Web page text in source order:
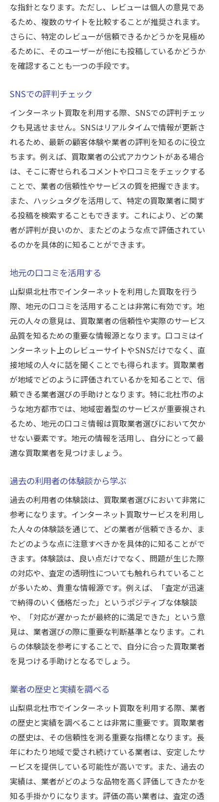
な指針となります。ただし、レビューは個人の意見であ
るため、複数のサイトを比較することが推奨されます。
さらに、特定のレビューが信頼できるかどうかを見極め
るために、そのユーザーが他にも投稿しているかどうか
を確認することも一つの手段です。
SNSでの評判チェック
インターネット買取を利用する際、SNSでの評判チェッ
クも見逃せません。SNSはリアルタイムで情報が更新さ
れるため、最新の顧客体験や業者の評判を知るのに役立
ちます。例えば、買取業者の公式アカウントがある場合
は、そこに寄せられるコメントや口コミをチェックする
ことで、業者の信頼性やサービスの質を把握できます。
また、ハッシュタグを活用して、特定の買取業者に関す
る投稿を検索することもできます。これにより、どの業
者が評判が良いのか、またどのような点で評価されてい
るのかを具体的に知ることができます。
地元の口コミを活用する
山梨県北杜市でインターネットを利用した買取を行う
際、地元の口コミを活用することは非常に有効です。地
元の人々の意見は、買取業者の信頼性や実際のサービス
品質を知るための重要な情報源となります。口コミはイ
ンターネット上のレビューサイトやSNSだけでなく、直
接地域の人々に話を聞くことでも得られます。買取業者
が地域でどのように評価されているかを知ることで、信
頼できる業者選びの手助けとなります。特に北杜市のよ
うな地方都市では、地域密着型のサービスが重要視され
るため、地元の口コミ情報は買取業者選びにおいて欠か
せない要素です。地元の情報を活用し、自分にとって最
適な買取業者を見つけましょう。
過去の利用者の体験談から学ぶ
過去の利用者の体験談は、買取業者選びにおいて非常に
参考になります。インターネット買取サービスを利用し
た人々の体験談を通じて、どの業者が信頼できるか、ま
たどのような点に注意すべきかを具体的に知ることがで
きます。体験談は、良い点だけでなく、問題が生じた際
の対応や、査定の透明性についても触れられていること
が多いため、貴重な情報源です。例えば、「査定が迅速
で納得のいく価格だった」というポジティブな体験談
や、「対応が遅かったが最終的に満足できた」という意
見は、業者選びの際に重要な判断基準となります。これ
らの体験談を参考にすることで、自分に合った買取業者
を見つける手助けとなるでしょう。
業者の歴史と実績を調べる
山梨県北杜市でインターネット買取を利用する際、業者
の歴史と実績を調べることは非常に重要です。買取業者
の歴史は、その信頼性を測る重要な指標となります。長
年にわたり地域で愛され続けている業者は、安定したサ
ービスを提供している可能性が高いです。また、過去の
実績は、業者がどのような品物を高く評価してきたかを
知る手掛かりになります。評価の高い業者は、査定の透